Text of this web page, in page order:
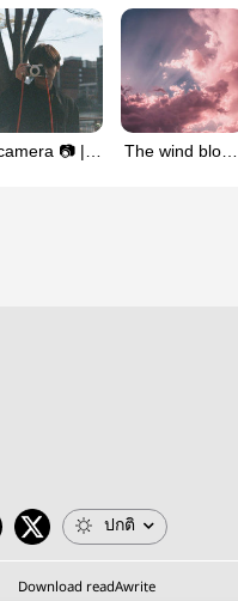
📷 |
The wind blows
ปกติ
Download readAwrite